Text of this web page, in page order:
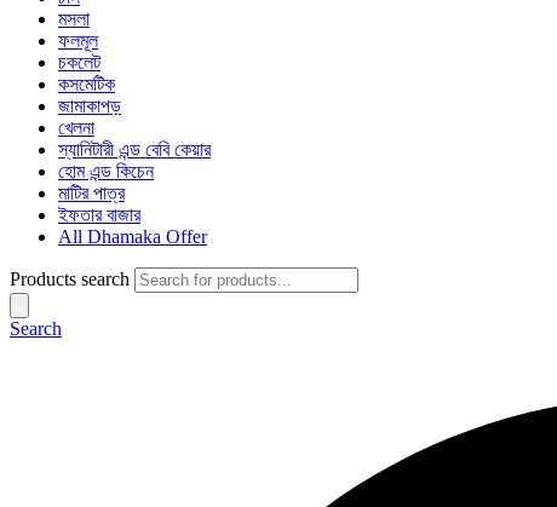
মসলা
ফলমূল
চকলেট
কসমেটিক
জামাকাপড়
খেলনা
স্যানিটারী এন্ড বেবি কেয়ার
হোম এন্ড কিচেন
মাটির পাত্র
ইফতার বাজার
All Dhamaka Offer
Products search
Search